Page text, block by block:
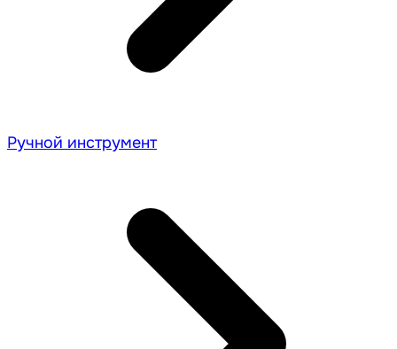
Ручной инструмент